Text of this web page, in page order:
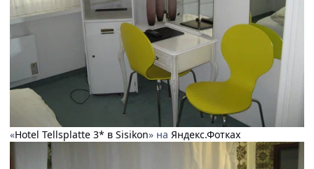
«Hotel Tellsplatte 3* в Sisikon» на Яндекс.Фотках